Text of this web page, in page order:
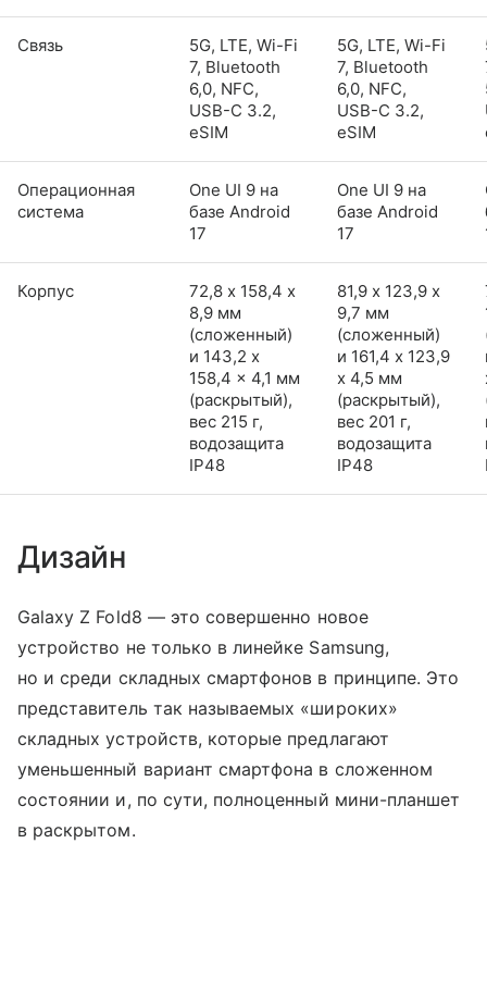
Связь
5G, LTE, Wi-Fi
7, Bluetooth
6,0, NFC,
USB-C 3.2,
eSIM
5G, LTE, Wi-Fi
7, Bluetooth
6,0, NFC,
USB-C 3.2,
eSIM
Операционная
система
One UI 9 на
базе Android
17
One UI 9 на
базе Android
17
Корпус
72,8 х 158,4 х
8,9 мм
(сложенный)
и 143,2 x
158,4 x 4,1 мм
(раскрытый),
вес 215 г,
водозащита
IP48
81,9 х 123,9 х
9,7 мм
(сложенный)
и 161,4 x 123,9
x 4,5 мм
(раскрытый),
вес 201 г,
водозащита
IP48
Дизайн
Galaxy Z Fold8 — это совершенно новое
устройство не только в линейке Samsung,
но и среди складных смартфонов в принципе. Это
представитель так называемых «широких»
складных устройств, которые предлагают
уменьшенный вариант смартфона в сложенном
состоянии и, по сути, полноценный мини-планшет
в раскрытом.